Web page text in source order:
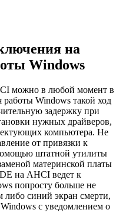
на
Windows
можно в любой момент в
работы Windows такой ход
задержку при
нужных драйверов,
компьютера. Не
от привязки к
штатной утилиты
материнской платы
на AHCI ведет к
попросту больше не
либо синий экран смерти,
с уведомлением о